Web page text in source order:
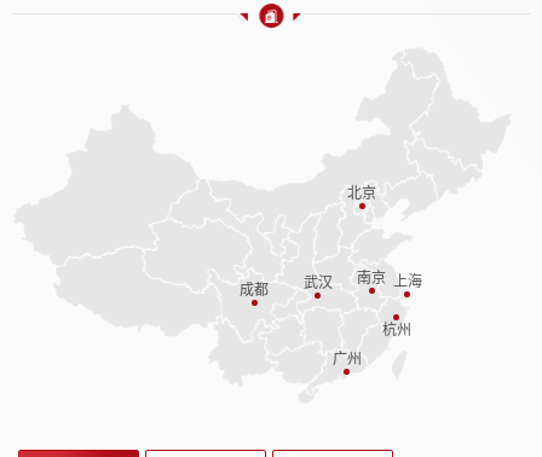
北京
成都 武汉 南京 上海
杭州
广州